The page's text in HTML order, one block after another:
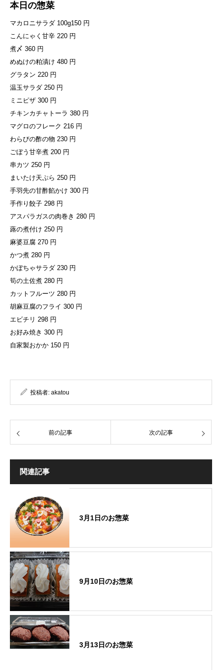
本日の惣菜
マカロニサラダ 100g150 円
こんにゃく甘辛 220 円
煮〆 360 円
めぬけの粕漬け 480 円
グラタン 220 円
温玉サラダ 250 円
ミニピザ 300 円
チキンカチャトーラ 380 円
マグロのフレーク 216 円
わらびの酢の物 230 円
ごぼう甘辛煮 200 円
串カツ 250 円
まいたけ天ぷら 250 円
手羽先の甘酢餡かけ 300 円
手作り餃子 298 円
アスパラガスの肉巻き 280 円
蕗の煮付け 250 円
麻婆豆腐 270 円
かつ煮 280 円
かぼちゃサラダ 230 円
筍の土佐煮 280 円
カットフルーツ 280 円
胡麻豆腐のフライ 300 円
エビチリ 298 円
お好み焼き 300 円
自家製おかか 150 円
投稿者: akatou
前の記事 次の記事
関連記事
3月1日のお惣菜
9月10日のお惣菜
3月13日のお惣菜